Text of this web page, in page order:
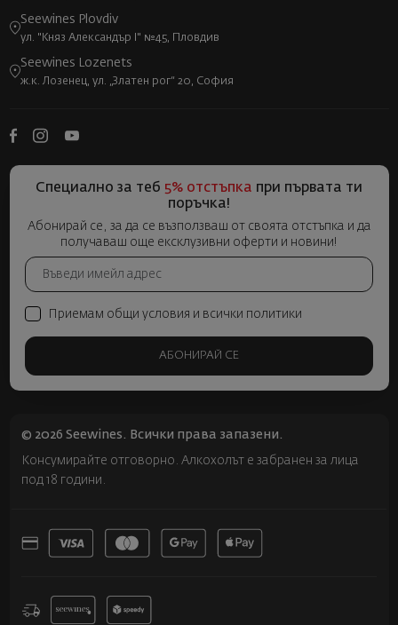
Seewines Plovdiv
ул. "Княз Александър I" №45, Пловдив
Seewines Lozenets
ж.к. Лозенец, ул. „Златен рог“ 20, София
Специално за теб 5% отстъпка при първата ти
поръчка!
Абонирай се, за да се възползваш от своята отстъпка и да
получаваш още ексклузивни оферти и новини!
Приемам общи условия и всички политики
АБОНИРАЙ СЕ
© 2026 Seewines. Всички права запазени.
Консумирайте отговорно. Алкохолът е забранен за лица
под 18 години.